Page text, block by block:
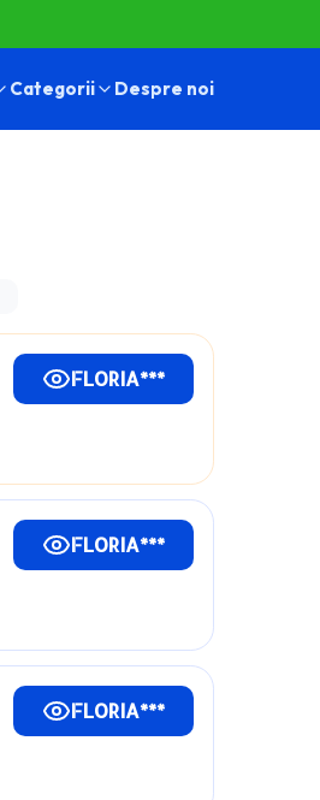
Categorii Despre noi
FLORIA***
FLORIA***
FLORIA***